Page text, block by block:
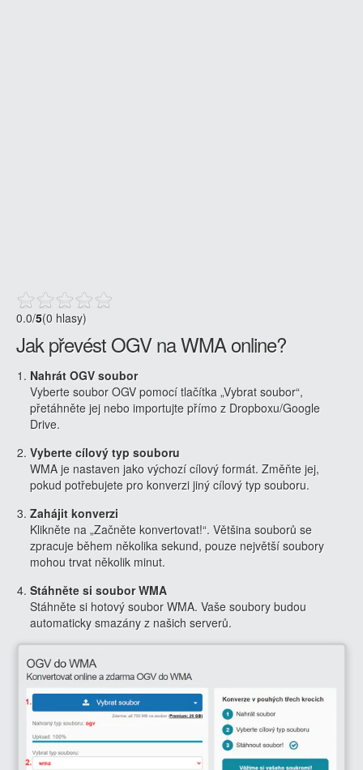
0.0/5(0 hlasy)
Jak převést OGV na WMA online?
Nahrát OGV soubor
Vyberte soubor OGV pomocí tlačítka „Vybrat soubor“,
přetáhněte jej nebo importujte přímo z Dropboxu/Google
Drive.
Vyberte cílový typ souboru
WMA je nastaven jako výchozí cílový formát. Změňte jej,
pokud potřebujete pro konverzi jiný cílový typ souboru.
Zahájit konverzi
Klikněte na „Začněte konvertovat!“. Většina souborů se
zpracuje během několika sekund, pouze největší soubory
mohou trvat několik minut.
Stáhněte si soubor WMA
Stáhněte si hotový soubor WMA. Vaše soubory budou
automaticky smazány z našich serverů.